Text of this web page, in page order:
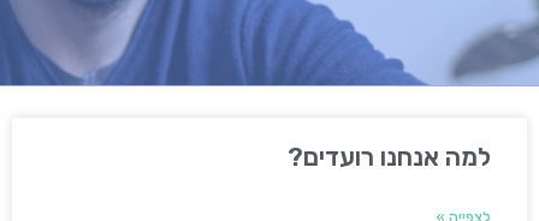
למה אנחנו רועדים?
לצפייה »